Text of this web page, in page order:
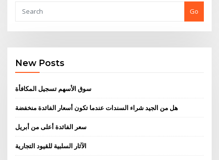
Go
New Posts
سوق الأسهم تسجيل المكافأة
هل من الجيد شراء السندات عندما تكون أسعار الفائدة منخفضة
سعر الفائدة أعلى من أبريل
الآثار السلبية للقيود التجارية